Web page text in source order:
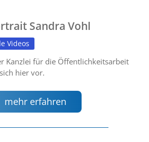
Sandra Vohl
Videos
Kanzlei für die Öffentlichkeitsarbeit
hier vor.
mehr erfahren